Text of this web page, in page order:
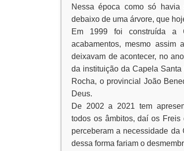
Nessa época como só havia
debaixo de uma árvore, que
Em 1999 foi construída a
acabamentos, mesmo assim
deixavam de acontecer, no
da instituição da Capela
Rocha, o provincial João
Deus.
De 2002 a 2021 tem
todos os âmbitos, daí os
perceberam a necessidade
dessa forma fariam o